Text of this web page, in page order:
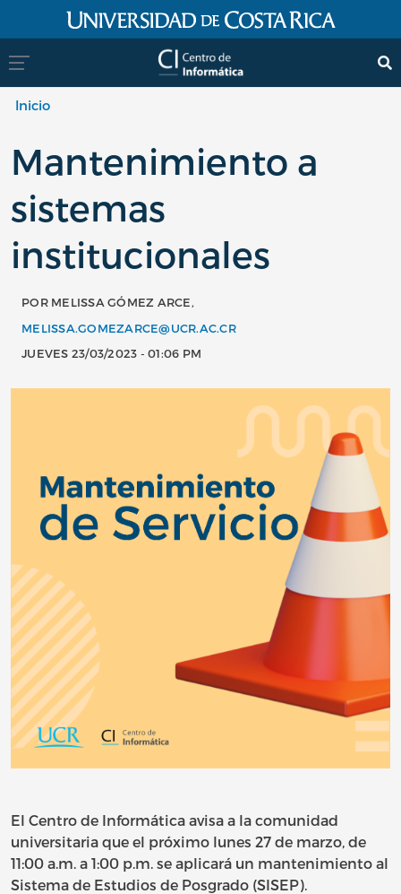
Pasar al contenido principal
Inicio
Mantenimiento a
sistemas
institucionales
POR MELISSA GÓMEZ ARCE,
MELISSA.GOMEZARCE@UCR.AC.CR
JUEVES 23/03/2023 - 01:06 PM
El Centro de Informática avisa a la comunidad
universitaria que el próximo lunes 27 de marzo, de
11:00 a.m. a 1:00 p.m. se aplicará un mantenimiento al
Sistema de Estudios de Posgrado (SISEP).